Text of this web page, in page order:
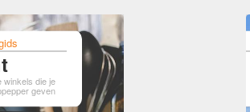
winkels die je
geven